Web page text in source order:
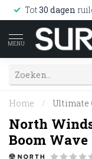
Tot30 dagen
MENU
Home / Ultimate
North
Boom